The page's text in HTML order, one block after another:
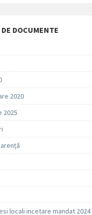
DOCUMENTE
2020
2025
locali incetare mandat 2024